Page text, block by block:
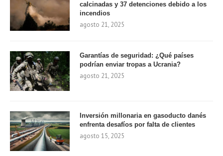
calcinadas y 37 detenciones debido a los
incendios
agosto 21, 2025
Garantías de seguridad: ¿Qué países
podrían enviar tropas a Ucrania?
agosto 21, 2025
Inversión millonaria en gasoducto danés
enfrenta desafíos por falta de clientes
agosto 15, 2025